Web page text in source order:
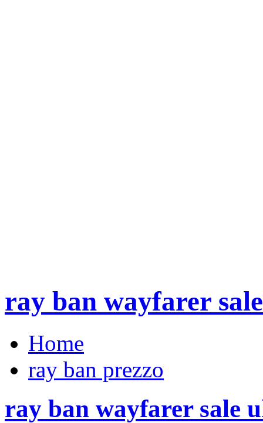
ray ban wayfarer
Home
ray ban prezzo
ray ban wayfarer sale